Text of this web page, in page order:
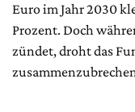
Euro im Jahr 2030
Prozent. Doch
zündet, droht das